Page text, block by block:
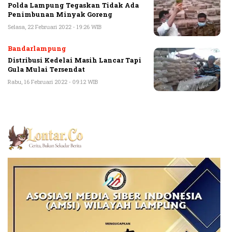
Polda Lampung Tegaskan Tidak Ada
Penimbunan Minyak Goreng
Selasa, 22 Februari 2022 - 19:26 WIB
Bandarlampung
Distribusi Kedelai Masih Lancar Tapi
Gula Mulai Tersendat
Rabu, 16 Februari 2022 - 09:12 WIB